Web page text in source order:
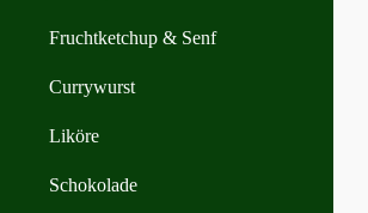
Fruchtketchup & Senf
Currywurst
Liköre
Schokolade